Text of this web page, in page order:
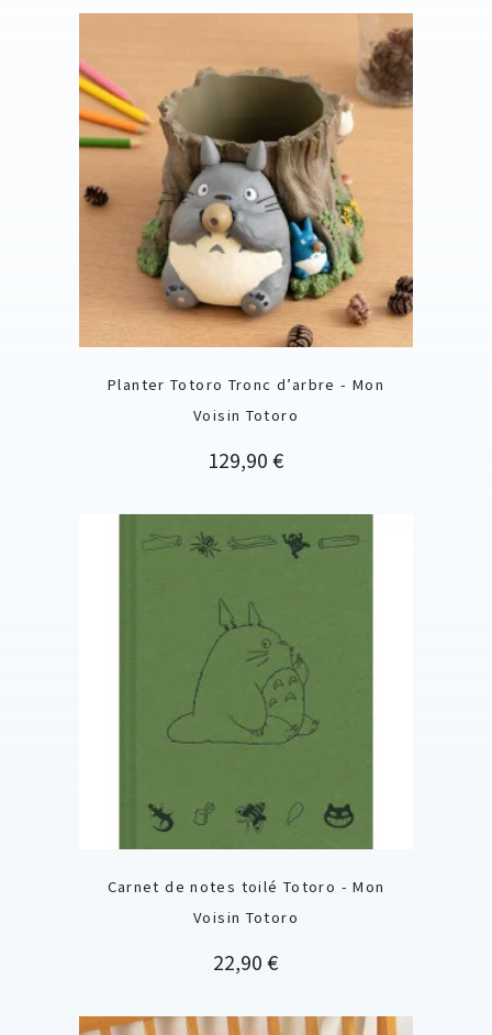
Planter Totoro Tronc d’arbre - Mon
Voisin Totoro
Prix
129,90 €
Carnet de notes toilé Totoro - Mon
Voisin Totoro
Prix
22,90 €